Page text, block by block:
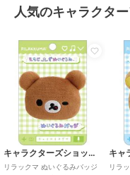
人気のキャラクタ
キャラクターズショップ ラフラフ
リラックマ ぬいぐるみバッジ
リラ